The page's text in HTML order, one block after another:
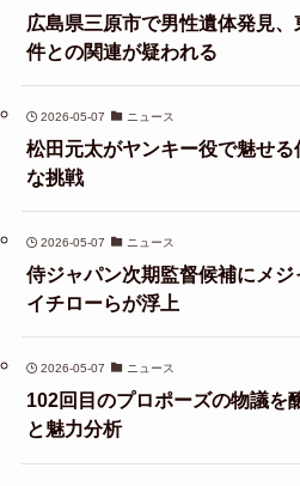
広島県三原市で男性遺体発見
件との関連が疑われる
2026-05-07 ニュース
松田元太がヤンキー役で魅せ
な挑戦
2026-05-07 ニュース
侍ジャパン次期監督候補にメ
イチローらが浮上
2026-05-07 ニュース
102回目のプロポーズの物議を
と魅力分析